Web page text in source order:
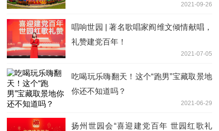
2021-09-26
唱响世园 | 著名歌唱家阎维文倾情献唱，
礼赞建党百年！
2021-07-05
吃喝玩乐嗨翻天！这个“跑男”宝藏取景地
你还不知道吗？
2021-06-29
扬州世园会“喜迎建党百年 世园红歌礼